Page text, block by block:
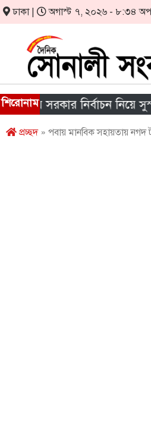
ঢাকা | অগাস্ট ৭, ২০২৬ - ৮:৩৪
শিরোনামসরকার নির্বাচন নিয়ে সুস্পষ্ট
প্রচ্ছদ» পবায় মানবিক সহায়তায় নগদ